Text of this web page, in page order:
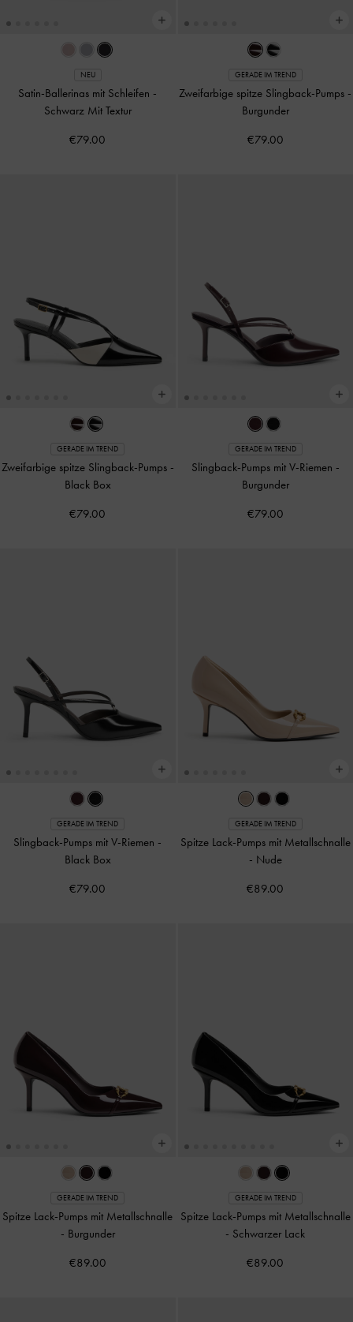
NEU
Satin-Ballerinas mit Schleifen -
Schwarz Mit Textur
€79.00
GERADE IM TREND
Zweifarbige spitze Slingback-Pumps -
Burgunder
€79.00
GERADE IM TREND
Zweifarbige spitze Slingback-Pumps -
Black Box
€79.00
GERADE IM TREND
Slingback-Pumps mit V-Riemen -
Burgunder
€79.00
GERADE IM TREND
Slingback-Pumps mit V-Riemen -
Black Box
€79.00
GERADE IM TREND
Spitze Lack-Pumps mit Metallschnalle
- Nude
€89.00
GERADE IM TREND
Spitze Lack-Pumps mit Metallschnalle
- Burgunder
€89.00
GERADE IM TREND
Spitze Lack-Pumps mit Metallschnalle
- Schwarzer Lack
€89.00